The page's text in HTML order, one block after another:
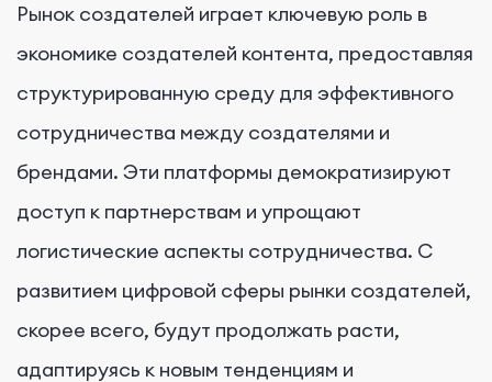
Рынок создателей играет ключевую роль в
экономике создателей контента, предоставляя
структурированную среду для эффективного
сотрудничества между создателями и
брендами. Эти платформы демократизируют
доступ к партнерствам и упрощают
логистические аспекты сотрудничества. С
развитием цифровой сферы рынки создателей,
скорее всего, будут продолжать расти,
адаптируясь к новым тенденциям и